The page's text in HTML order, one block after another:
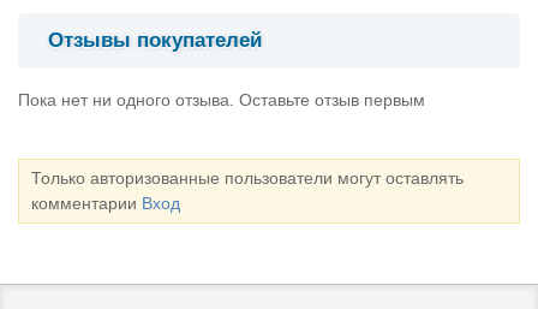
Отзывы покупателей
Пока нет ни одного отзыва. Оставьте отзыв первым
Только авторизованные пользователи могут оставлять
комментарии Вход